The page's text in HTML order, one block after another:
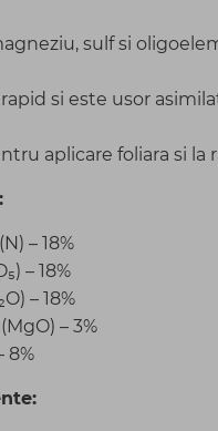
sulf si
si este usor
aplicare foliara si la
– 18%
– 18%
– 18%
– 3%
8%